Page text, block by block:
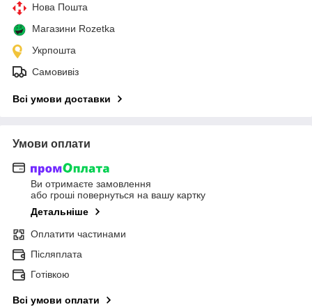
Нова Пошта
Магазини Rozetka
Укрпошта
Самовивіз
Всі умови доставки
Умови оплати
Ви отримаєте замовлення
або гроші повернуться на вашу картку
Детальніше
Оплатити частинами
Післяплата
Готівкою
Всі умови оплати